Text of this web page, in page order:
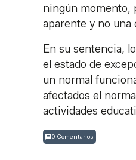
ningún momento,
aparente y no una
En su sentencia,
el estado de
un normal
afectados el
actividades
0 Comentarios